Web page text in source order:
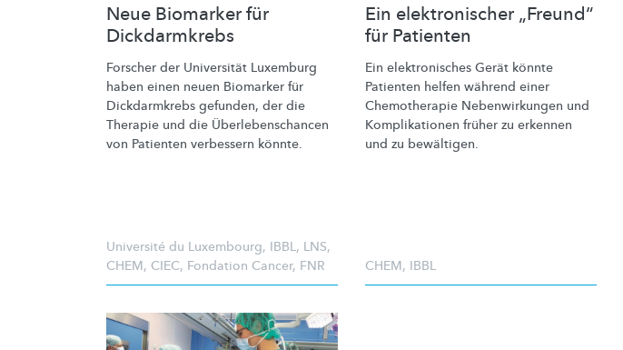
Neue Biomarker für
Dickdarmkrebs
Forscher der Universität Luxemburg
haben einen neuen Biomarker für
Dickdarmkrebs gefunden, der die
Therapie und die Überlebenschancen
von Patienten verbessern könnte.
Université du Luxembourg, IBBL, LNS,
CHEM, CIEC, Fondation Cancer, FNR
Ein elektronischer „Freund“
für Patienten
Ein elektronisches Gerät könnte
Patienten helfen während einer
Chemotherapie Nebenwirkungen und
Komplikationen früher zu erkennen
und zu bewältigen.
CHEM, IBBL